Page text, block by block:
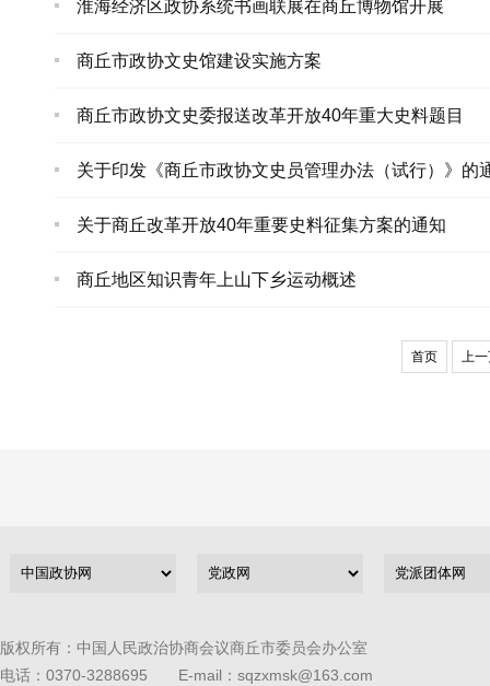
淮海经济区政协系统书画联展在商丘博物馆开展
商丘市政协文史馆建设实施方案
商丘市政协文史委报送改革开放40年重大史料题目
关于印发《商丘市政协文史员管理办法（试行）》的
关于商丘改革开放40年重要史料征集方案的通知
商丘地区知识青年上山下乡运动概述
首页 上
版权所有：中国人民政治协商会议商丘市委员会办公室
电话：0370-3288695 E-mail：sqzxmsk@163.com